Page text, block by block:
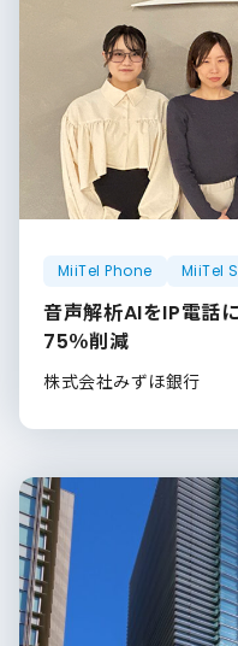
MiiTel Phone MiiTel
音声解析AIをIP電話
75％削減
株式会社みずほ銀行